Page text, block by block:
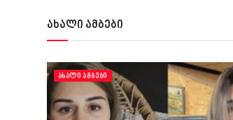
ახალი ამბები
ᲐᲮᲐᲚᲘ ᲐᲛᲑᲔᲑᲘ